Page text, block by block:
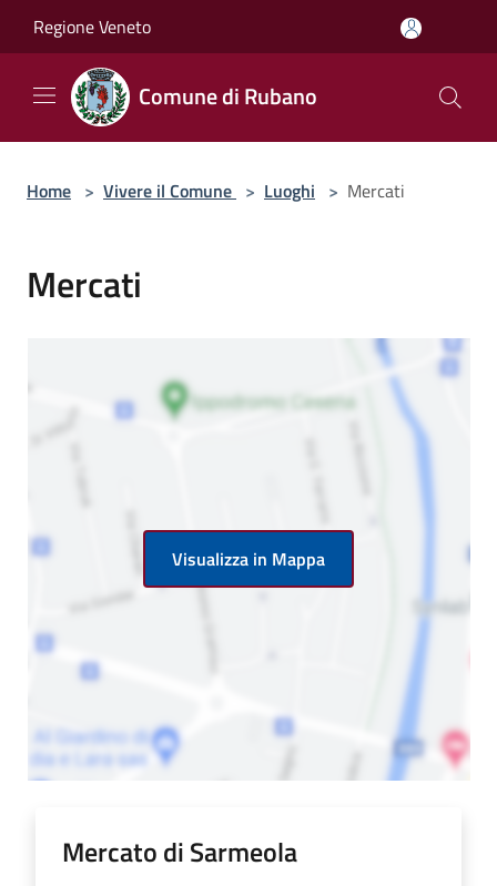
Regione Veneto
Comune di Rubano
Home > Vivere il Comune > Luoghi > Mercati
Mercati
Visualizza in Mappa
Mercato di Sarmeola